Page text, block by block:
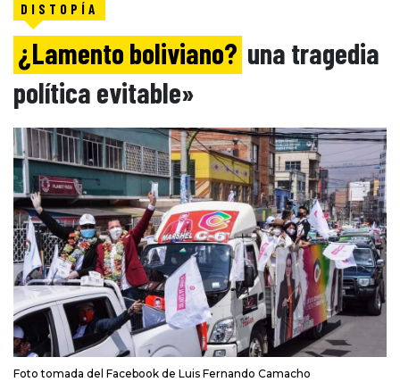
DISTOPÍA
¿Lamento boliviano? una tragedia
política evitable»
Foto tomada del Facebook de Luis Fernando Camacho